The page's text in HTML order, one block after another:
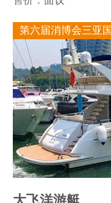
第六届消博会三亚